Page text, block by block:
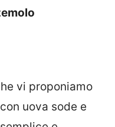
vi proponiamo
uova sode e